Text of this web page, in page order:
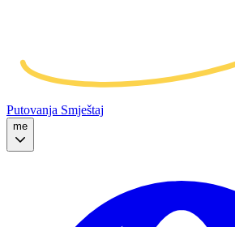
Putovanja Smještaj
me